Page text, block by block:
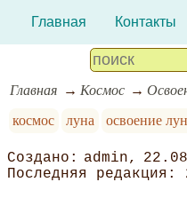
Главная Контакты
Главная Космос
космос
луна освоение
admin